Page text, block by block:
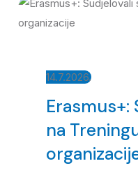
14.7.2026.
Erasmus+:
na